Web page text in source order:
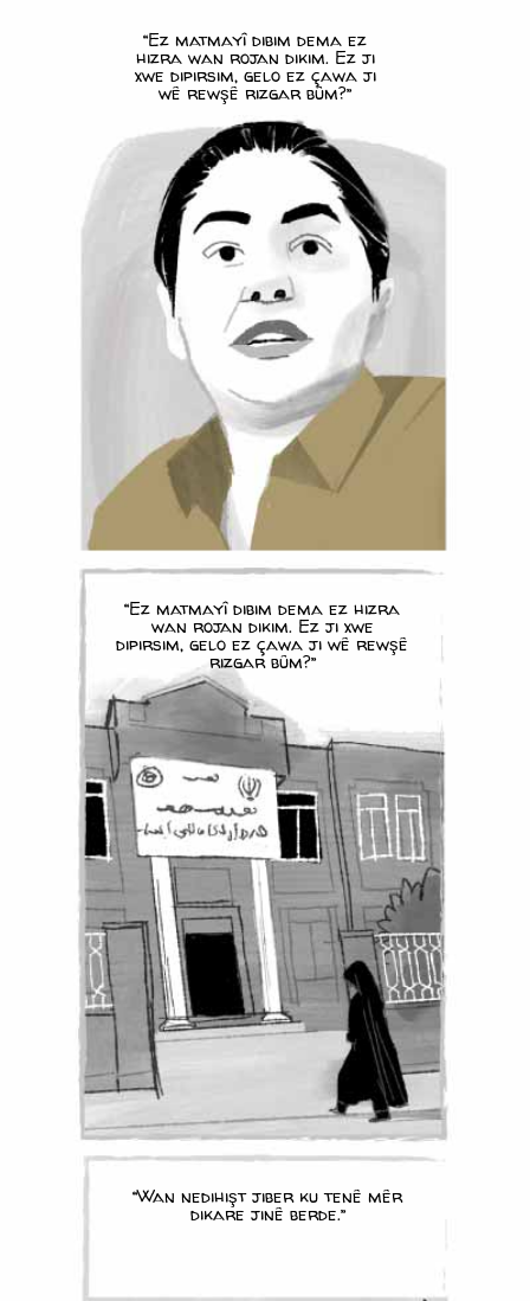
“Ez matmayî dibim dema ez
hizra wan rojan dikim. Ez ji
xwe dipirsim, gelo ez çawa ji
wê rewşê rizgar bûm?”
“Ez matmayî dibim dema ez hizra
wan rojan dikim. Ez ji xwe
dipirsim, gelo ez çawa ji wê rewşê
rizgar bûm?”
“Wan nedihişt jiber ku tenê mêr
dikare jinê berde.”